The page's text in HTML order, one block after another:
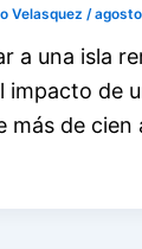
Velasquez /
a una isla
impacto de
más de cien